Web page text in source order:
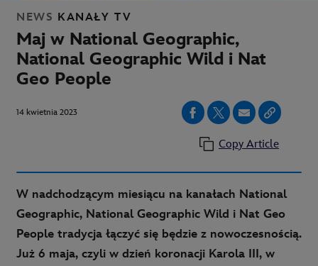
NEWS KANAŁY TV
Maj w National Geographic,
National Geographic Wild i Nat
Geo People
14 kwietnia 2023
Copy Article
W nadchodzącym miesiącu na kanałach National
Geographic, National Geographic Wild i Nat Geo
People tradycja łączyć się będzie z nowoczesnością.
Już 6 maja, czyli w dzień koronacji Karola III, w